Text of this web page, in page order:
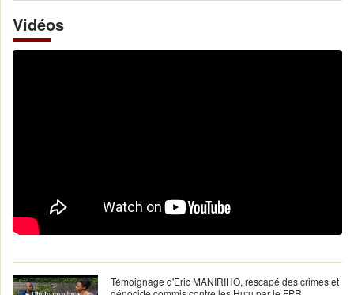
Vidéos
Témoignage d'Eric MANIRIHO, rescapé des crimes et